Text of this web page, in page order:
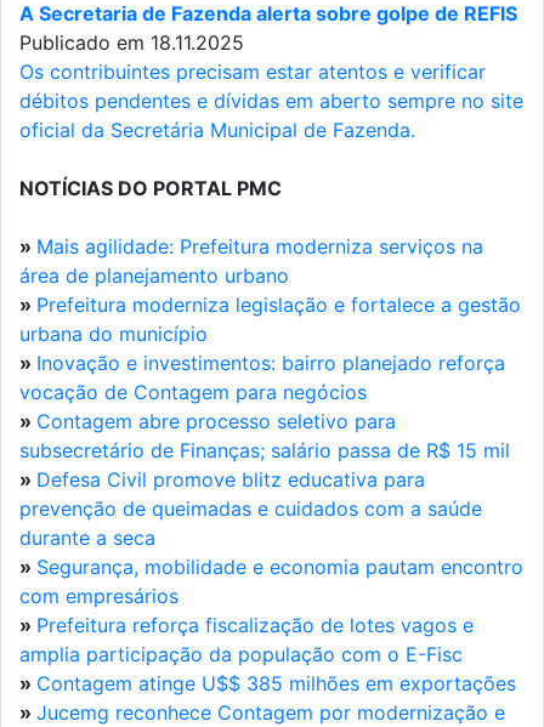
A Secretaria de Fazenda alerta sobre golpe de REFIS
Publicado em 18.11.2025
Os contribuintes precisam estar atentos e verificar
débitos pendentes e dívidas em aberto sempre no site
oficial da Secretária Municipal de Fazenda.
NOTÍCIAS DO PORTAL PMC
» Mais agilidade: Prefeitura moderniza serviços na
área de planejamento urbano
» Prefeitura moderniza legislação e fortalece a gestão
urbana do município
» Inovação e investimentos: bairro planejado reforça
vocação de Contagem para negócios
» Contagem abre processo seletivo para
subsecretário de Finanças; salário passa de R$ 15 mil
» Defesa Civil promove blitz educativa para
prevenção de queimadas e cuidados com a saúde
durante a seca
» Segurança, mobilidade e economia pautam encontro
com empresários
» Prefeitura reforça fiscalização de lotes vagos e
amplia participação da população com o E-Fisc
» Contagem atinge U$$ 385 milhões em exportações
» Jucemg reconhece Contagem por modernização e